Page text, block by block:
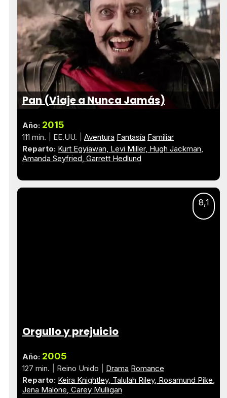
Pan (Viaje a Nunca Jamás)
Año: 2015
111 min. EE.UU. Aventura Fantasía Familiar
Reparto: Kurt Egyiawan Levi Miller Hugh Jackman
Amanda Seyfried Garrett Hedlund
8,1
Orgullo y prejuicio
Año: 2005
127 min. Reino Unido Drama Romance
Reparto: Keira Knightley Talulah Riley Rosamund Pike
Jena Malone Carey Mulligan